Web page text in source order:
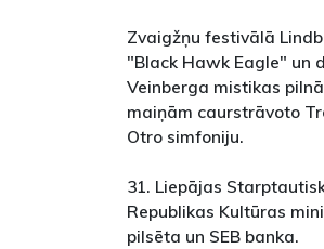
Zvaigžņu festivālā
"Black Hawk Eagle" un
Veinberga mistikas
maiņām caurstrāvoto
Otro simfoniju.
31. Liepājas
Republikas Kultūras
pilsēta un SEB banka.